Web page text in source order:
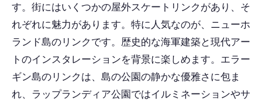
す。街にはいくつかの屋外スケートリンクがあり、そ
れぞれに魅力があります。特に人気なのが、ニューホ
ランド島のリンクです。歴史的な海軍建築と現代アー
トのインスタレーションを背景に楽しめます。エラー
ギン島のリンクは、島の公園の静かな優雅さに包ま
れ、ラップランディア公園ではイルミネーションやサ